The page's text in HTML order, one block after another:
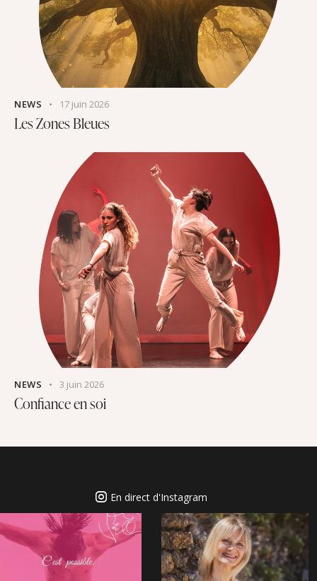
NEWS 17 juin 2026
Les Zones Bleues
NEWS 3 juin 2026
Confiance en soi
En direct d'Instagram